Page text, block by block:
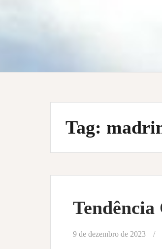
Tag:
9 de dezembro de 2023